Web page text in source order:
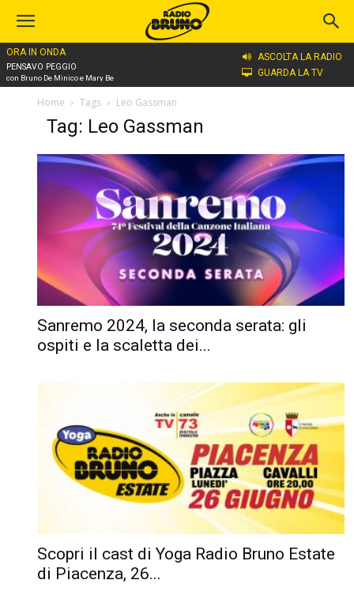
ORA IN ONDA
PENSAVO PEGGIO
con Bruno De Minico e Mary Be
ASCOLTA LA RADIO
GUARDA LA TV
Home Tags Leo Gassman
Tag: Leo Gassman
Sanremo 2024, la seconda serata: gli
ospiti e la scaletta dei...
Scopri il cast di Yoga Radio Bruno Estate
di Piacenza, 26...